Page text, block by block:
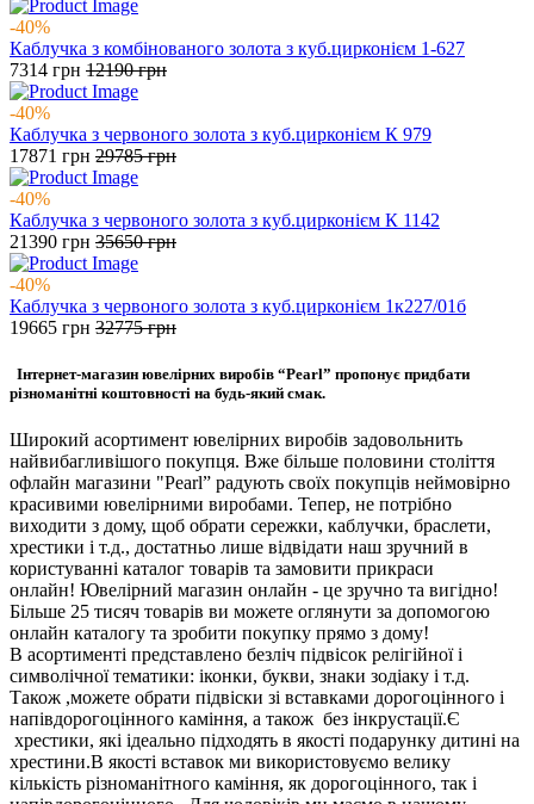
-40%
Каблучка з комбінованого золота з куб.цирконієм 1-627
7314 грн 12190грн
-40%
Каблучка з червоного золота з куб.цирконієм К 979
17871 грн 29785грн
-40%
Каблучка з червоного золота з куб.цирконієм К 1142
21390 грн 35650грн
-40%
Каблучка з червоного золота з куб.цирконієм 1к227/01б
19665 грн 32775грн
Інтернет-магазин ювелірних виробів “Pearl” пропонує придбати
різноманітні коштовності на будь-який смак.
Широкий асортимент ювелірних виробів задовольнить
найвибагливішого покупця. Вже більше половини століття
офлайн магазини "Pearl” радують своїх покупців неймовірно
красивими ювелірними виробами. Тепер, не потрібно
виходити з дому, щоб обрати сережки, каблучки, браслети,
хрестики і т.д., достатньо лише відвідати наш зручний в
користуванні каталог товарів та замовити прикраси
онлайн! Ювелірний магазин онлайн - це зручно та вигідно!
Більше 25 тисяч товарів ви можете оглянути за допомогою
онлайн каталогу та зробити покупку прямо з дому!
В асортименті представлено безліч підвісок релігійної і
символічної тематики: іконки, букви, знаки зодіаку і т.д.
Також ,можете обрати підвіски зі вставками дорогоцінного і
напівдорогоцінного каміння, а також без інкрустації.Є
хрестики, які ідеально підходять в якості подарунку дитині на
хрестини.В якості вставок ми використовуємо велику
кількість різноманітного каміння, як дорогоцінного, так і